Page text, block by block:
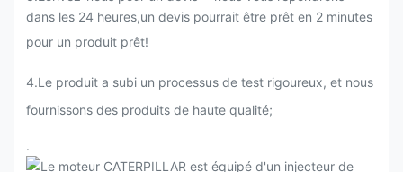
dans les 24 heures,un devis pourrait être prêt en 2 minutes
pour un produit prêt!
4.Le produit a subi un processus de test rigoureux, et nous
fournissons des produits de haute qualité;
.